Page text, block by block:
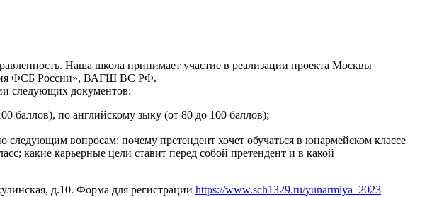
Наша школа принимает участие в реализации проекта Москвы
ФСБ России», ВАГШ ВС РФ.
следующих документов:
баллов), по английскому зыку (от 80 до 100 баллов);
вопросам: почему претендент хочет обучаться в юнармейском классе
какие карьерные цели ставит перед собой претендент и в какой
д.10. Форма для регистрации https://www.sch1329.ru/yunarmiya_2023